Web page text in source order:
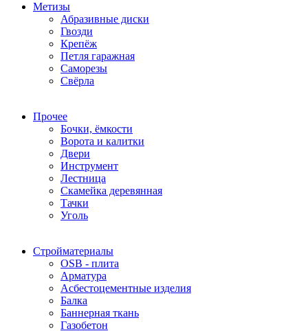
Метизы
Абразивные диски
Гвозди
Крепёж
Петля гаражная
Саморезы
Свёрла
Прочее
Бочки, ёмкости
Ворота и калитки
Двери
Инструмент
Лестница
Скамейка деревянная
Тачки
Уголь
Стройматериалы
OSB - плита
Арматура
Асбестоцементные изделия
Балка
Баннерная ткань
Газобетон